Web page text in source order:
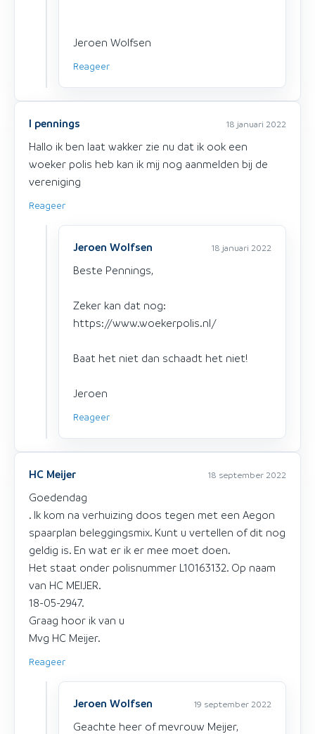
Jeroen Wolfsen
Reageer
l pennings 18 januari 2022
`Hallo ik ben laat wakker zie nu dat ik ook een
woeker polis heb kan ik mij nog aanmelden bij de
vereniging
Reageer
Jeroen Wolfsen 18 januari 2022
Beste Pennings,
Zeker kan dat nog:
https://www.woekerpolis.nl/
Baat het niet dan schaadt het niet!
Jeroen
Reageer
HC Meijer 18 september 2022
Goedendag
. Ik kom na verhuizing doos tegen met een Aegon
spaarplan beleggingsmix. Kunt u vertellen of dit nog
geldig is. En wat er ik er mee moet doen.
Het staat onder polisnummer L10163132. Op naam
van HC MEIJER.
18-05-2947.
Graag hoor ik van u
Mvg HC Meijer.
Reageer
Jeroen Wolfsen 19 september 2022
Geachte heer of mevrouw Meijer,